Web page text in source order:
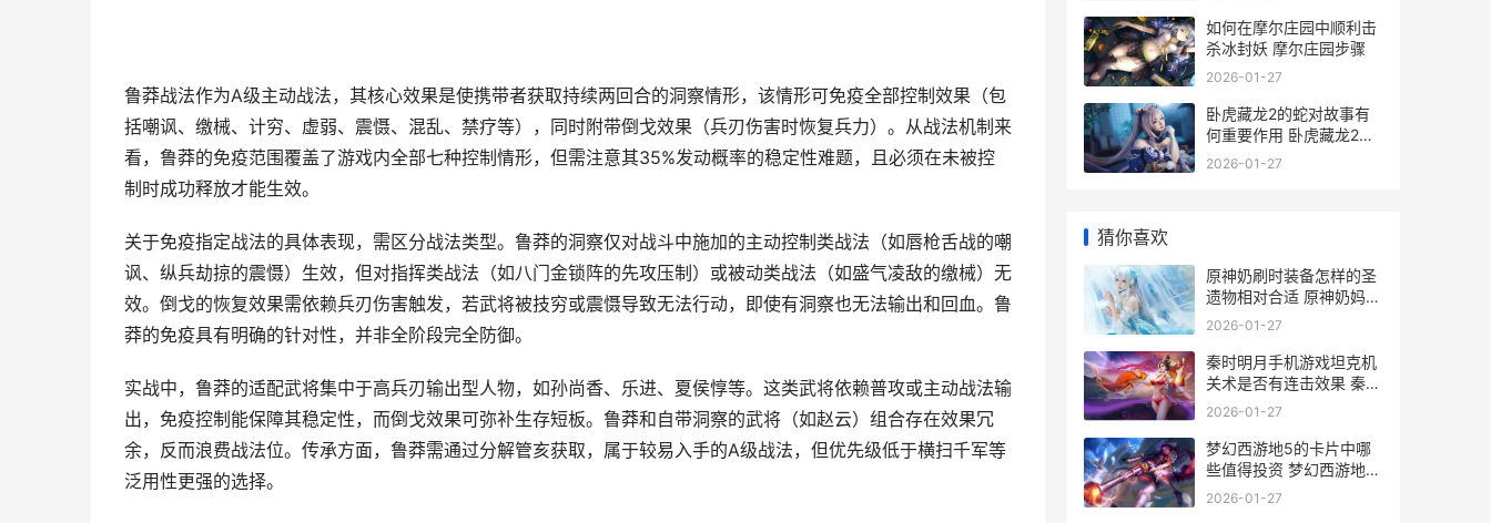
鲁莽战法作为A级主动战法，其核心效果是使携带者获取持续两回合的洞察情形，该情形可免疫全部控制效果（包
括嘲讽、缴械、计穷、虚弱、震慑、混乱、禁疗等），同时附带倒戈效果（兵刃伤害时恢复兵力）。从战法机制来
看，鲁莽的免疫范围覆盖了游戏内全部七种控制情形，但需注意其35%发动概率的稳定性难题，且必须在未被控
制时成功释放才能生效。
关于免疫指定战法的具体表现，需区分战法类型。鲁莽的洞察仅对战斗中施加的主动控制类战法（如唇枪舌战的嘲
讽、纵兵劫掠的震慑）生效，但对指挥类战法（如八门金锁阵的先攻压制）或被动类战法（如盛气凌敌的缴械）无
效。倒戈的恢复效果需依赖兵刃伤害触发，若武将被技穷或震慑导致无法行动，即使有洞察也无法输出和回血。鲁
莽的免疫具有明确的针对性，并非全阶段完全防御。
实战中，鲁莽的适配武将集中于高兵刃输出型人物，如孙尚香、乐进、夏侯惇等。这类武将依赖普攻或主动战法输
出，免疫控制能保障其稳定性，而倒戈效果可弥补生存短板。鲁莽和自带洞察的武将（如赵云）组合存在效果冗
余，反而浪费战法位。传承方面，鲁莽需通过分解管亥获取，属于较易入手的A级战法，但优先级低于横扫千军等
泛用性更强的选择。
如何在摩尔庄园中顺利击
杀冰封妖 摩尔庄园步骤
2026-01-27
卧虎藏龙2的蛇对故事有
何重要作用 卧虎藏龙2演
员
2026-01-27
猜你喜欢
原神奶刷时装备怎样的圣
遗物相对合适 原神奶妈套
装
2026-01-27
秦时明月手机游戏坦克机
关术是否有连击效果 秦时
明月手游 下载
2026-01-27
梦幻西游地5的卡片中哪
些值得投资 梦幻西游地5
剧情攻略
2026-01-27